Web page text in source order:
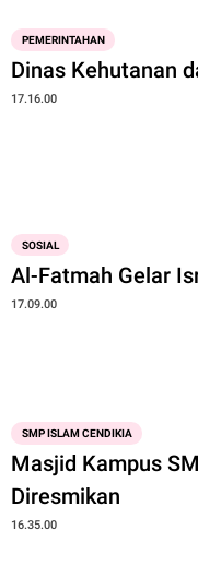
PEMERINTAHAN
Dinas Kehutanan
17.16.00
SOSIAL
Al-Fatmah Gelar
17.09.00
SMP ISLAM CENDIKIA
Masjid Kampus
Diresmikan
16.35.00